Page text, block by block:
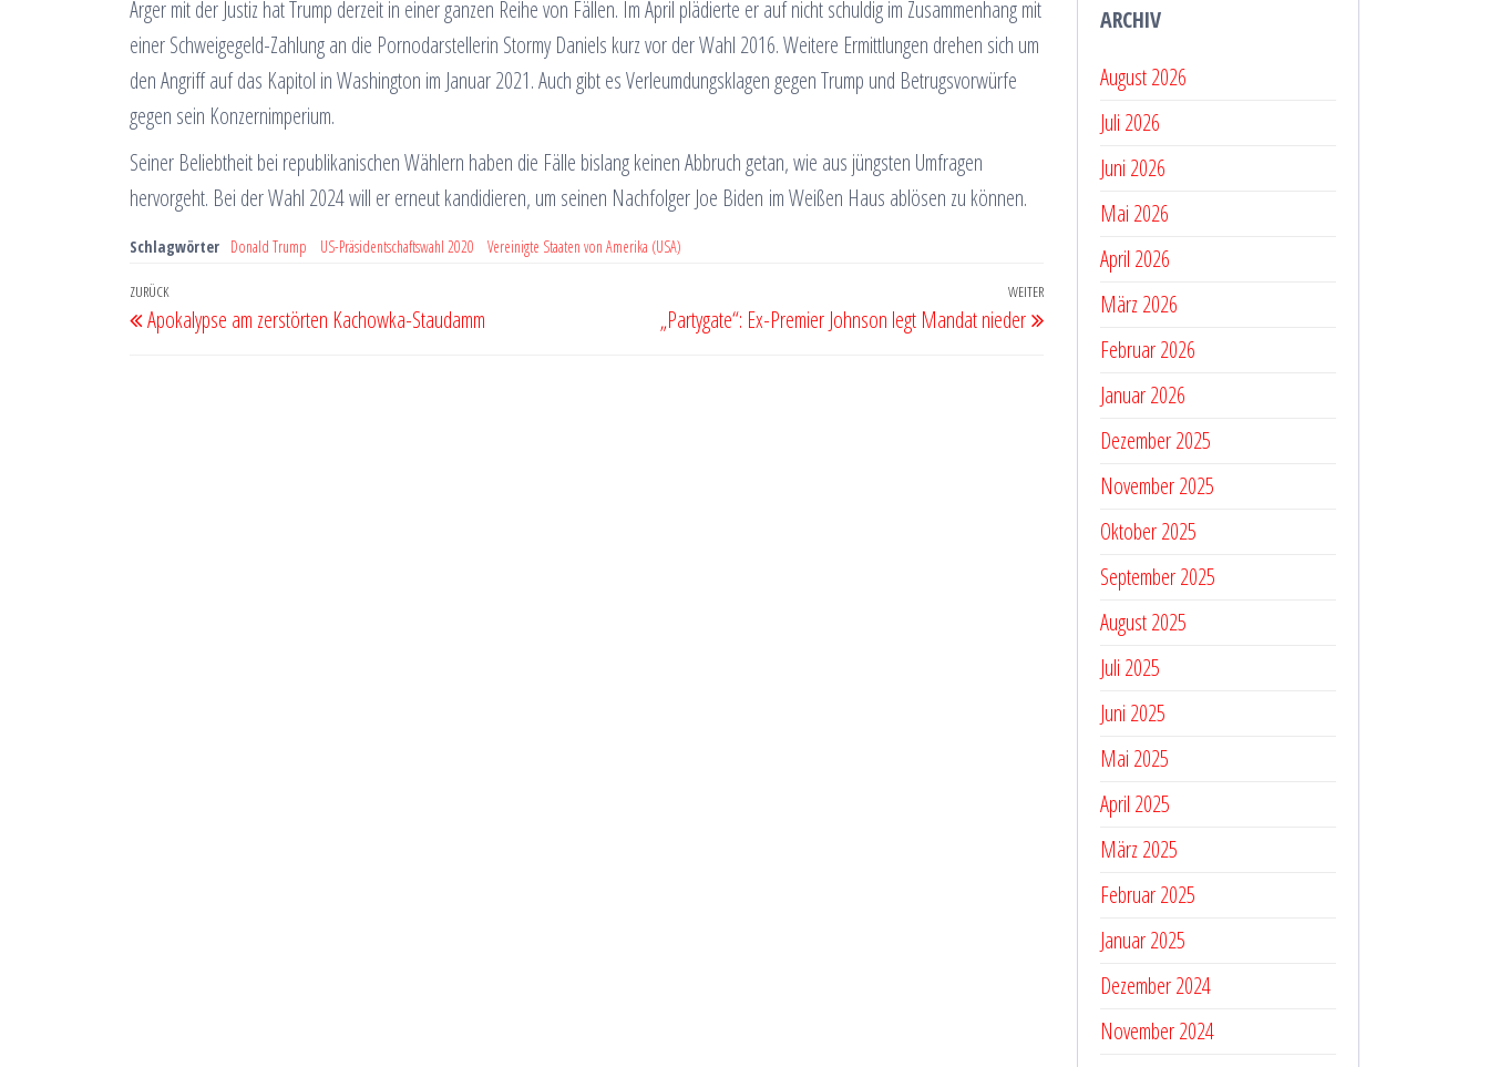
Ärger mit der Justiz hat Trump derzeit in einer ganzen Reihe von Fällen. Im April plädierte er auf nicht schuldig im Zusammenhang mit
einer Schweigegeld-Zahlung an die Pornodarstellerin Stormy Daniels kurz vor der Wahl 2016. Weitere Ermittlungen drehen sich um
den Angriff auf das Kapitol in Washington im Januar 2021. Auch gibt es Verleumdungsklagen gegen Trump und Betrugsvorwürfe
gegen sein Konzernimperium.
Seiner Beliebtheit bei republikanischen Wählern haben die Fälle bislang keinen Abbruch getan, wie aus jüngsten Umfragen
hervorgeht. Bei der Wahl 2024 will er erneut kandidieren, um seinen Nachfolger Joe Biden im Weißen Haus ablösen zu können.
Schlagwörter Donald Trump US-Präsidentschaftswahl 2020 Vereinigte Staaten von Amerika (USA)
Beitragsnavigation
Vorheriger
Beitrag
ZURÜCK
Apokalypse am zerstörten Kachowka-Staudamm
Nächster
Beitrag
WEITER
„Partygate“: Ex-Premier Johnson legt Mandat nieder
ARCHIV
August 2026
Juli 2026
Juni 2026
Mai 2026
April 2026
März 2026
Februar 2026
Januar 2026
Dezember 2025
November 2025
Oktober 2025
September 2025
August 2025
Juli 2025
Juni 2025
Mai 2025
April 2025
März 2025
Februar 2025
Januar 2025
Dezember 2024
November 2024